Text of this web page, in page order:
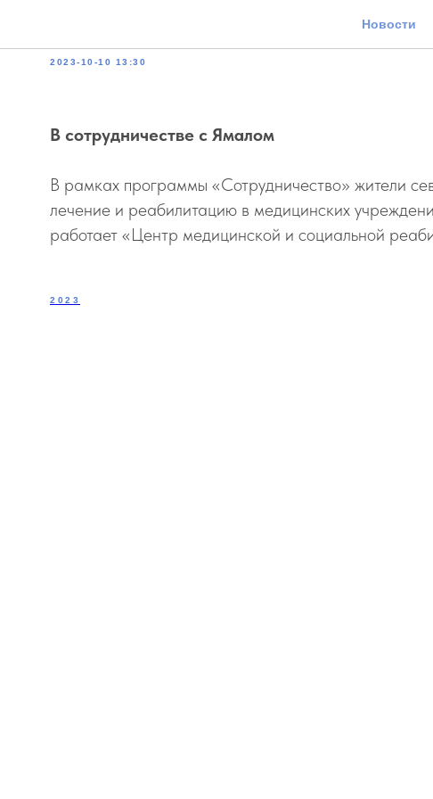
Новости
На «Тюменском
2023-10-10 13:30
В сотрудничестве с Ямалом
В рамках программы «Сотрудничество» жители
лечение и реабилитацию в медицинских
работает «Центр медицинской и социальной
2023